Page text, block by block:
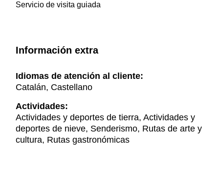
Servicio de visita guiada
Información extra
Idiomas de atención al cliente:
Catalán, Castellano
Actividades:
Actividades y deportes de tierra, Actividades y
deportes de nieve, Senderismo, Rutas de arte y
cultura, Rutas gastronómicas